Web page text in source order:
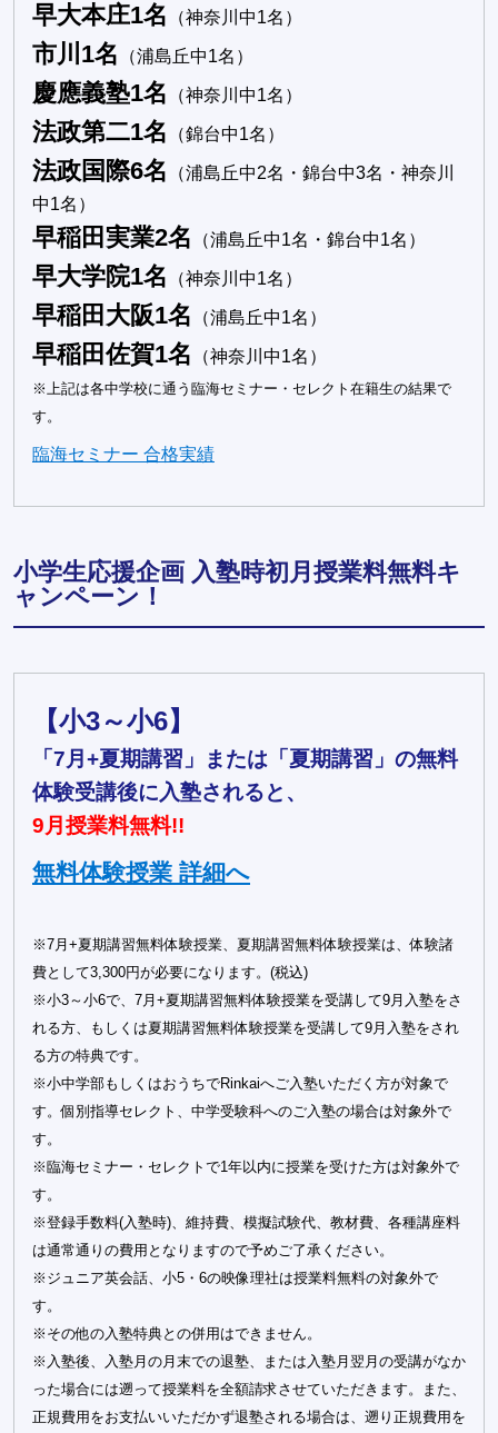
早大本庄1名 （神奈川中1名）
市川1名 （浦島丘中1名）
慶應義塾1名 （神奈川中1名）
法政第二1名 （錦台中1名）
法政国際6名
（浦島丘中2名・錦台中3名・神奈川
中1名）
早稲田実業2名 （浦島丘中1名・錦台中1名）
早大学院1名 （神奈川中1名）
早稲田大阪1名 （浦島丘中1名）
早稲田佐賀1名 （神奈川中1名）
※上記は各中学校に通う臨海セミナー・セレクト在籍生の結果で
す。
臨海セミナー 合格実績
小学生応援企画 入塾時初月授業料無料キ
ャンペーン！
【小3～小6】
「7月+夏期講習」または「夏期講習」の無料
体験受講後に入塾されると、
9月授業料無料!!
無料体験授業 詳細へ
※7月+夏期講習無料体験授業、夏期講習無料体験授業は、体験諸
費として3,300円が必要になります。(税込)
※小3～小6で、7月+夏期講習無料体験授業を受講して9月入塾をさ
れる方、もしくは夏期講習無料体験授業を受講して9月入塾をされ
る方の特典です。
※小中学部もしくはおうちでRinkaiへご入塾いただく方が対象で
す。個別指導セレクト、中学受験科へのご入塾の場合は対象外で
す。
※臨海セミナー・セレクトで1年以内に授業を受けた方は対象外で
す。
※登録手数料(入塾時)、維持費、模擬試験代、教材費、各種講座料
は通常通りの費用となりますので予めご了承ください。
※ジュニア英会話、小5・6の映像理社は授業料無料の対象外で
す。
※その他の入塾特典との併用はできません。
※入塾後、入塾月の月末での退塾、または入塾月翌月の受講がなか
った場合には遡って授業料を全額請求させていただきます。また、
正規費用をお支払いいただかず退塾される場合は、遡り正規費用を